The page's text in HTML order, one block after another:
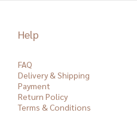
Help
FAQ
Delivery & Shipping
Payment
Return Policy
Terms & Conditions